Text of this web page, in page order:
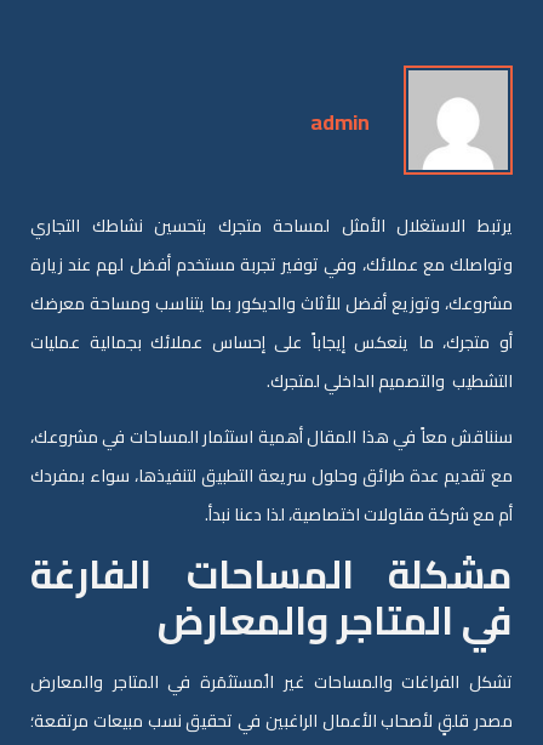
admin
يرتبط الاستغلال الأمثل لمساحة متجرك بتحسين نشاطك التجاري
وتواصلك مع عملائك، وفي توفير تجربة مستخدم أفضل لهم عند زيارة
مشروعك، وتوزيع أفضل للأثاث والديكور بما يتناسب ومساحة معرضك
أو متجرك، ما ينعكس إيجاباً على إحساس عملائك بجمالية عمليات
التشطيب والتصميم الداخلي لمتجرك.
سنناقش معاً في هذا المقال أهمية استثمار المساحات في مشروعك،
مع تقديم عدة طرائق وحلول سريعة التطبيق لتنفيذها، سواء بمفردك
أم مع شركة مقاولات اختصاصية، لذا دعنا نبدأ.
مشكلة المساحات الفارغة
في المتاجر والمعارض
تشكل الفراغات والمساحات غير الُمستثمَرة في المتاجر والمعارض
مصدر قلقٍ لأصحاب الأعمال الراغبين في تحقيق نسب مبيعات مرتفعة؛